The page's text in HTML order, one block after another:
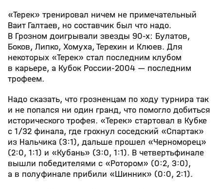
«Терек» тренировал ничем не примечательный
Ваит Галтаев, но составчик был что надо.
В Грозном доигрывали звезды 90-х: Булатов,
Боков, Липко, Хомуха, Терехин и Клюев. Для
некоторых «Терек» стал последним клубом
в карьере, а Кубок России-2004 — последним
трофеем.
Надо сказать, что грозненцам по ходу турнира так
и не попался ни один гранд, что помогло добиться
исторического трофея. «Терек» стартовал в Кубке
с 1/32 финала, где грохнул соседский «Спартак»
из Нальчика (3:1), дальше прошел «Черноморец»
(2:0, 1:1) и «Кубань» (3:0, 1:1). В четвертьфинале
вышли победителями с «Ротором» (0:2, 3:0),
а в полуфинале прибили «Шинник» (0:0, 2:1).